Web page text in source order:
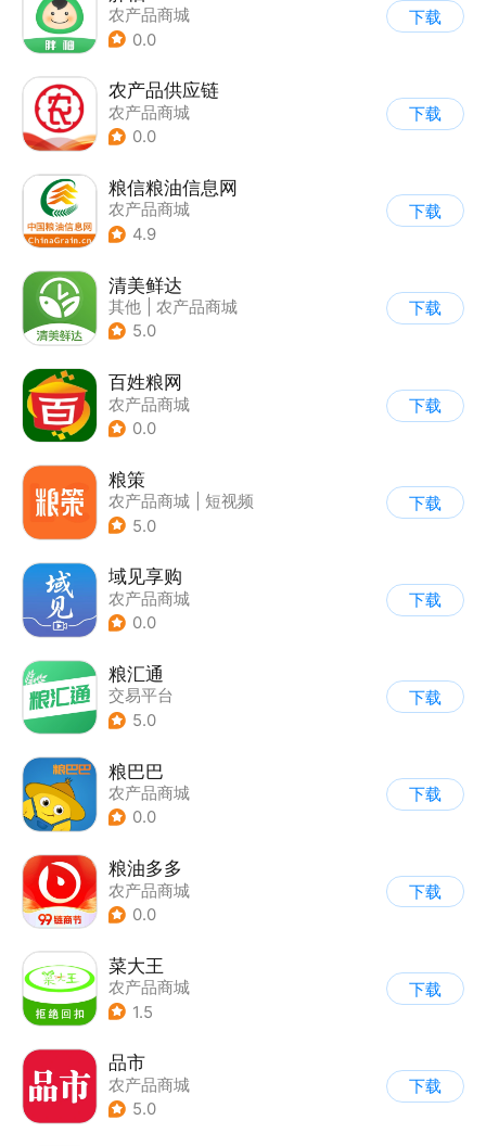
农产品商城
0.0
下载
农产品供应链
农产品商城
0.0
下载
粮信粮油信息网
农产品商城
4.9
下载
清美鲜达
其他
农产品商城
5.0
下载
百姓粮网
农产品商城
0.0
下载
粮策
农产品商城
短视频
5.0
下载
域见享购
农产品商城
0.0
下载
粮汇通
交易平台
5.0
下载
粮巴巴
农产品商城
0.0
下载
粮油多多
农产品商城
0.0
下载
菜大王
农产品商城
1.5
下载
品市
农产品商城
5.0
下载